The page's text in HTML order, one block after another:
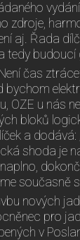
zdroje,
aj. Řada
tedy budoucí
čas
bychom
OZE u nás
bloků
a dodává:
shoda je
současně
nových
pro
v